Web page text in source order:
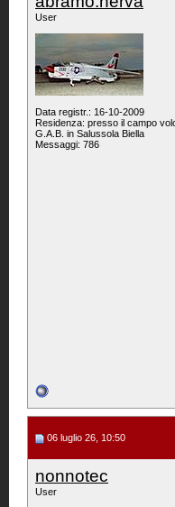
User
Data registr.: 16-10-2009
Residenza: presso il campo
G.A.B. in Salussola Biella
Messaggi: 786
06 luglio 26, 10:50
nonnotec
User